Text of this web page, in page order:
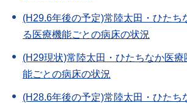
(H29.6年後の予定)常陸太田・ひたち
る医療機能ごとの病床の状況
(H29現状)常陸太田・ひたちなか医
能ごとの病床の状況
(H28.6年後の予定)常陸太田・ひたち